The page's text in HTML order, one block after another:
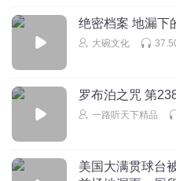
绝密档案 地漏下
大碗文化
罗布泊之咒 第
一路听天下精品
美国大满贯球台